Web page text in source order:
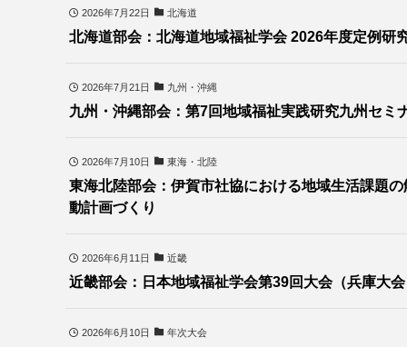
2026年7月22日 北海道
北海道部会：北海道地域福祉学会 2026年度定例研
2026年7月21日 九州・沖縄
九州・沖縄部会：第7回地域福祉実践研究九州セミ
2026年7月10日 東海・北陸
東海北陸部会：伊賀市社協における地域生活課題
動計画づくり
2026年6月11日 近畿
近畿部会：日本地域福祉学会第39回大会（兵庫大
2026年6月10日 年次大会